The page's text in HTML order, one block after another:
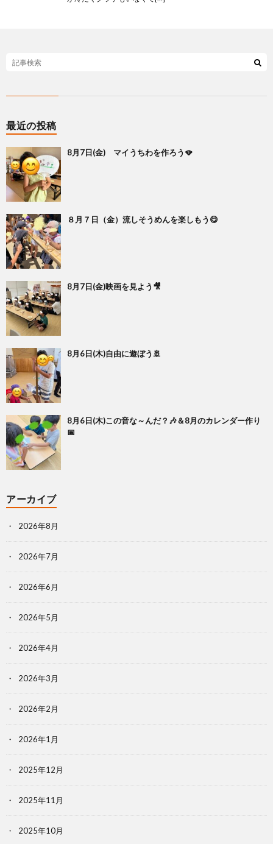
最近の投稿
8月7日(金) マイうちわを作ろう🪭
８月７日（金）流しそうめんを楽しもう😋
8月7日(金)映画を見よう🎥
8月6日(木)自由に遊ぼう🚢
8月6日(木)この音な～んだ？🎶＆8月のカレンダー作り
📅
アーカイブ
2026年8月
2026年7月
2026年6月
2026年5月
2026年4月
2026年3月
2026年2月
2026年1月
2025年12月
2025年11月
2025年10月